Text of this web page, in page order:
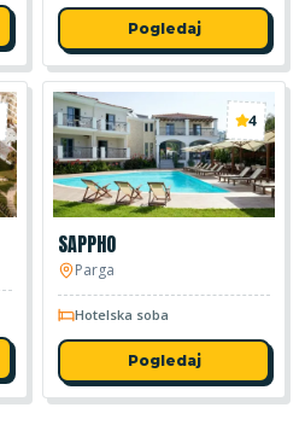
Pogledaj
4
SAPPHO
Parga
Hotelska soba
Pogledaj